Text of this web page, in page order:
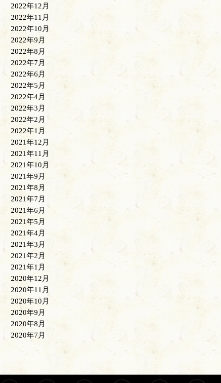
2022年12月
2022年11月
2022年10月
2022年9月
2022年8月
2022年7月
2022年6月
2022年5月
2022年4月
2022年3月
2022年2月
2022年1月
2021年12月
2021年11月
2021年10月
2021年9月
2021年8月
2021年7月
2021年6月
2021年5月
2021年4月
2021年3月
2021年2月
2021年1月
2020年12月
2020年11月
2020年10月
2020年9月
2020年8月
2020年7月